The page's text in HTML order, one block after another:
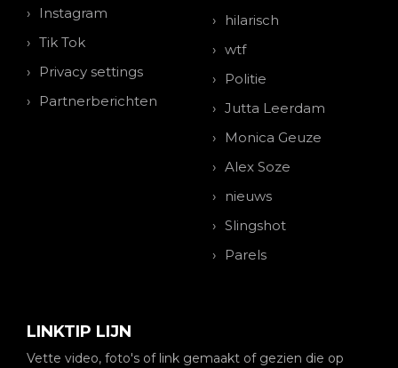
Instagram
Tik Tok
Privacy settings
Partnerberichten
hilarisch
wtf
Politie
Jutta Leerdam
Monica Geuze
Alex Soze
nieuws
Slingshot
Parels
LINKTIP LIJN
Vette video, foto's of link gemaakt of gezien die op